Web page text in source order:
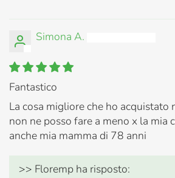
Simona A.
Fantastico
La cosa migliore che ho
non ne posso fare a meno x la mia
anche mia mamma di 78 anni
>> Floremp ha risposto: